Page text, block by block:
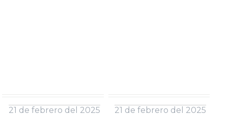
21 de febrero del 2025 21 de febrero del 2025